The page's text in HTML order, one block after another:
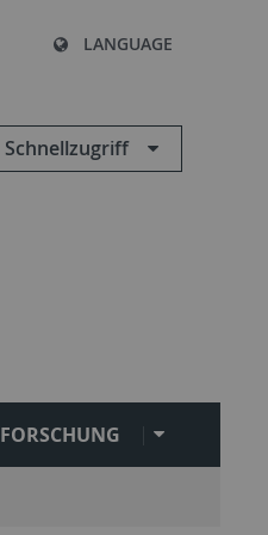
LANGUAGE
Schnellzugriff
FORSCHUNG